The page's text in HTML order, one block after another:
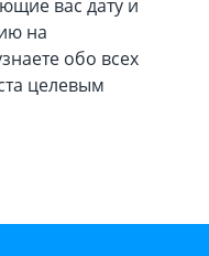
вас дату и
на
обо всех
целевым